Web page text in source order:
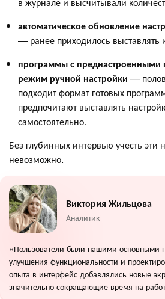
автоматическое обновление
— ранее приходилось выставлять
программы с преднастроенными
режим ручной настройки —
подходит формат готовых
предпочитают выставлять
самостоятельно.
Без глубинных интервью учесть
невозможно.
Виктория Жильцова
Аналитик
«Пользователи были нашими основными
улучшения функциональности и
опыта в интерфейс добавлялись новые
значительно сокращающие время на